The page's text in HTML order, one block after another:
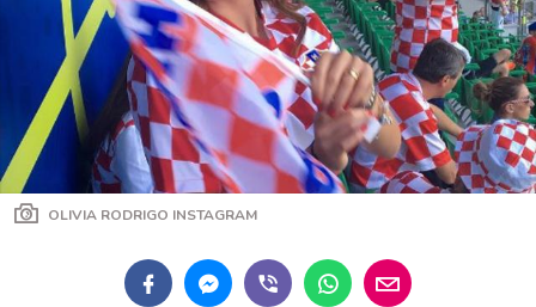
OLIVIA RODRIGO INSTAGRAM